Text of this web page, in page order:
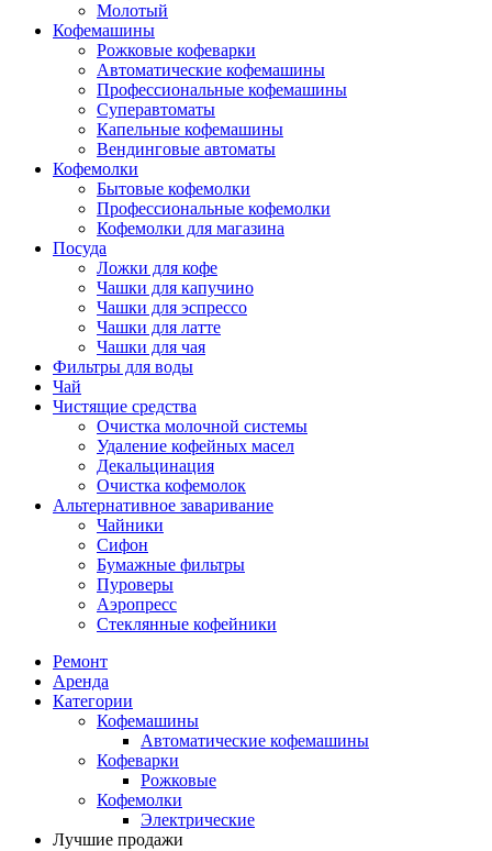
Молотый
Кофемашины
Рожковые кофеварки
Автоматические кофемашины
Профессиональные кофемашины
Суперавтоматы
Капельные кофемашины
Вендинговые автоматы
Кофемолки
Бытовые кофемолки
Профессиональные кофемолки
Кофемолки для магазина
Посуда
Ложки для кофе
Чашки для капучино
Чашки для эспрессо
Чашки для латте
Чашки для чая
Фильтры для воды
Чай
Чистящие средства
Очистка молочной системы
Удаление кофейных масел
Декальцинация
Очистка кофемолок
Альтернативное заваривание
Чайники
Сифон
Бумажные фильтры
Пуроверы
Аэропресс
Стеклянные кофейники
Ремонт
Аренда
Категории
Кофемашины
Автоматические кофемашины
Кофеварки
Рожковые
Кофемолки
Электрические
Лучшие продажи